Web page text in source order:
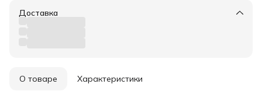
Доставка
О товаре Характеристики